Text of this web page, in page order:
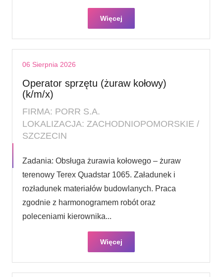
Więcej
06 Sierpnia 2026
Operator sprzętu (żuraw kołowy)
(k/m/x)
FIRMA: PORR S.A.
LOKALIZACJA: ZACHODNIOPOMORSKIE /
SZCZECIN
Zadania: Obsługa żurawia kołowego – żuraw
terenowy Terex Quadstar 1065. Załadunek i
rozładunek materiałów budowlanych. Praca
zgodnie z harmonogramem robót oraz
poleceniami kierownika...
Więcej